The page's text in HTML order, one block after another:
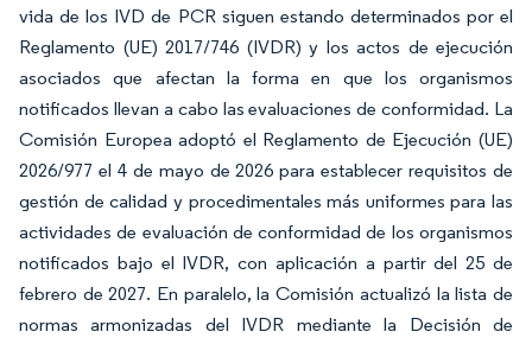
vida de los IVD de PCR siguen estando determinados por el
Reglamento (UE) 2017/746 (IVDR) y los actos de ejecución
asociados que afectan la forma en que los organismos
notificados llevan a cabo las evaluaciones de conformidad. La
Comisión Europea adoptó el Reglamento de Ejecución (UE)
2026/977 el 4 de mayo de 2026 para establecer requisitos de
gestión de calidad y procedimentales más uniformes para las
actividades de evaluación de conformidad de los organismos
notificados bajo el IVDR, con aplicación a partir del 25 de
febrero de 2027. En paralelo, la Comisión actualizó la lista de
normas armonizadas del IVDR mediante la Decisión de